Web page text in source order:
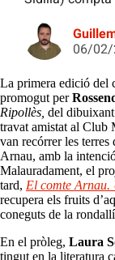
06/02/
La primera edició del
promogut per
Ripollès, del dibuixant
travat amistat al Club
van recórrer les terres
Arnau, amb la
Malauradament, el
tard, El comte Arnau.
recupera els fruits
coneguts de la
En el pròleg, Laura
tingut en la literatura